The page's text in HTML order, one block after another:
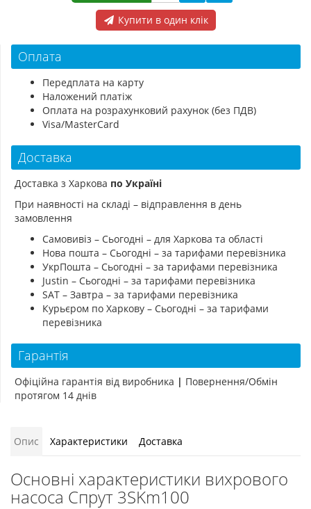
Купити в один клік
Оплата
Передплата на карту
Наложений платіж
Оплата на розрахунковий рахунок (без ПДВ)
Visa/MasterCard
Доставка
Доставка з Харкова по Україні
При наявності на складі – відправлення в день
замовлення
Самовивіз – Сьогодні – для Харкова та області
Нова пошта – Сьогодні – за тарифами перевізника
УкрПошта – Сьогодні – за тарифами перевізника
Justin – Сьогодні – за тарифами перевізника
SAT – Завтра – за тарифами перевізника
Курьєром по Харкову – Сьогодні – за тарифами
перевізника
Гарантія
Офіційна гарантія від виробника | Повернення/Обмін
протягом 14 днів
Опис Характеристики Доставка
Основні характеристики вихрового
насоса Спрут 3SKm100